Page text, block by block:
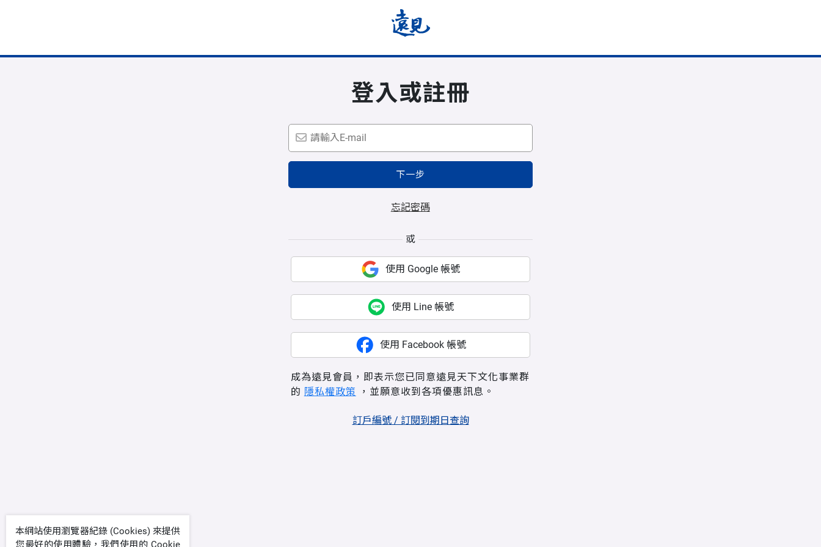
登入或註冊
下一步
忘記密碼
或
使用 Google 帳號
使用 Line 帳號
使用 Facebook 帳號
成為遠見會員，即表示您已同意遠見天下文化事業群
的 隱私權政策 ，並願意收到各項優惠訊息。
訂戶編號 / 訂閱到期日查詢
本網站使用瀏覽器紀錄 (Cookies) 來提供
您最好的使用體驗，我們使用的 Cookie